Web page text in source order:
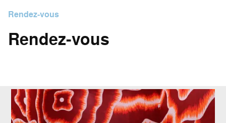
Rendez-vous
Rendez-vous